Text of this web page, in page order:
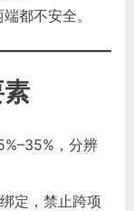
都不安全。
，分辨
定，禁止跨项